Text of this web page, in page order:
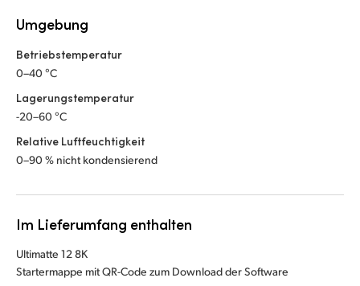
Umgebung
Betriebstemperatur
0–40 °C
Lagerungstemperatur
-20–60 °C
Relative Luftfeuchtigkeit
0–90 % nicht kondensierend
Im Lieferumfang enthalten
Ultimatte 12 8K
Startermappe mit QR-Code zum Download der Software